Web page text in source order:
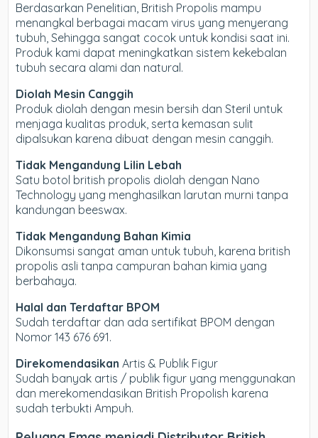
Berdasarkan Penelitian, British Propolis mampu
menangkal berbagai macam virus yang menyerang
tubuh, Sehingga sangat cocok untuk kondisi saat ini.
Produk kami dapat meningkatkan sistem kekebalan
tubuh secara alami dan natural.
Diolah Mesin Canggih
Produk diolah dengan mesin bersih dan Steril untuk
menjaga kualitas produk, serta kemasan sulit
dipalsukan karena dibuat dengan mesin canggih.
Tidak Mengandung Lilin Lebah
Satu botol british propolis diolah dengan Nano
Technology yang menghasilkan larutan murni tanpa
kandungan beeswax.
Tidak Mengandung Bahan Kimia
Dikonsumsi sangat aman untuk tubuh, karena british
propolis asli tanpa campuran bahan kimia yang
berbahaya.
Halal dan Terdaftar BPOM
Sudah terdaftar dan ada sertifikat BPOM dengan
Nomor 143 676 691.
Direkomendasikan Artis & Publik Figur
Sudah banyak artis / publik figur yang menggunakan
dan merekomendasikan British Propolish karena
sudah terbukti Ampuh.